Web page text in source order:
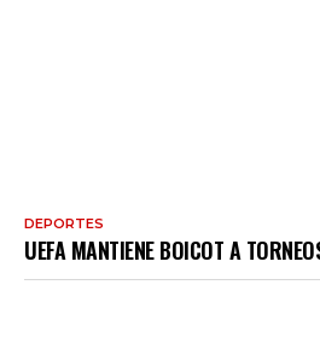
DEPORTES
UEFA MANTIENE BOICOT A